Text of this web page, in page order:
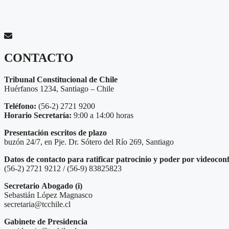
CONTACTO
Tribunal Constitucional de Chile
Huérfanos 1234, Santiago – Chile
Teléfono: (56-2) 2721 9200
Horario Secretaría: 9:00 a 14:00 horas
Presentación escritos de plazo
buzón 24/7, en Pje. Dr. Sótero del Río 269, Santiago
Datos de contacto para ratificar patrocinio y poder por
(56-2) 2721 9212 / (56-9) 83825823
Secretario Abogado (i)
Sebastián López Magnasco
secretaria@tcchile.cl
Gabinete de Presidencia